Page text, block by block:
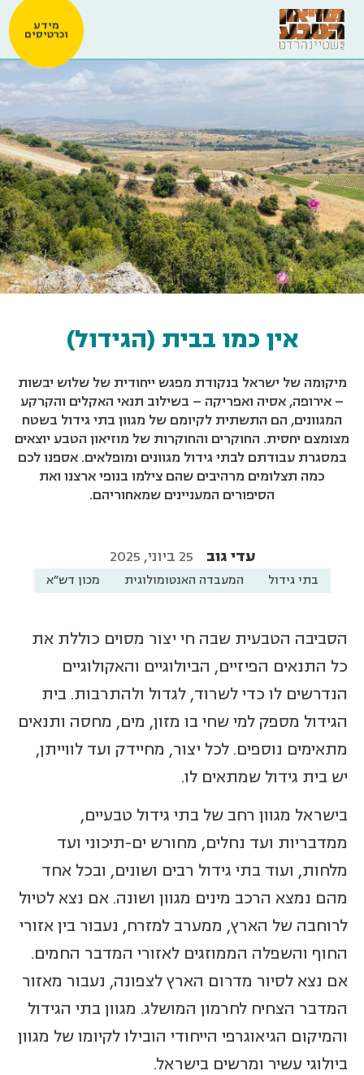
מידע
וכרטיסים
אין כמו בבית (הגידול)
מיקומה של ישראל בנקודת מפגש ייחודית של שלוש יבשות
– אירופה, אסיה ואפריקה – בשילוב תנאי האקלים והקרקע
המגוונים, הם התשתית לקיומם של מגוון בתי גידול בשטח
מצומצם יחסית. החוקרים והחוקרות של מוזיאון הטבע יוצאים
במסגרת עבודתם לבתי גידול מגוונים ומופלאים. אספנו לכם
כמה תצלומים מרהיבים שהם צילמו בנופי ארצנו ואת
הסיפורים המעניינים שמאחוריהם.
עדי גוב 25 ביוני, 2025
בתי גידול המעבדה האנטומולוגית מכון דש"א
הסביבה הטבעית שבה חי יצור מסוים כוללת את
כל התנאים הפיזיים, הביולוגיים והאקולוגיים
הנדרשים לו כדי לשרוד, לגדול ולהתרבות. בית
הגידול מספק למי שחי בו מזון, מים, מחסה ותנאים
מתאימים נוספים. לכל יצור, מחיידק ועד לווייתן,
יש בית גידול שמתאים לו.
בישראל מגוון רחב של בתי גידול טבעיים,
ממדבריות ועד נחלים, מחורש ים-תיכוני ועד
מלחות, ועוד בתי גידול רבים ושונים, ובכל אחד
מהם נמצא הרכב מינים מגוון ושונה. אם נצא לטיול
לרוחבה של הארץ, ממערב למזרח, נעבור בין אזורי
החוף והשפלה הממוזגים לאזורי המדבר החמים.
אם נצא לסיור מדרום הארץ לצפונה, נעבור מאזור
המדבר הצחיח לחרמון המושלג. מגוון בתי הגידול
והמיקום הגיאוגרפי הייחודי הובילו לקיומו של מגוון
ביולוגי עשיר ומרשים בישראל.